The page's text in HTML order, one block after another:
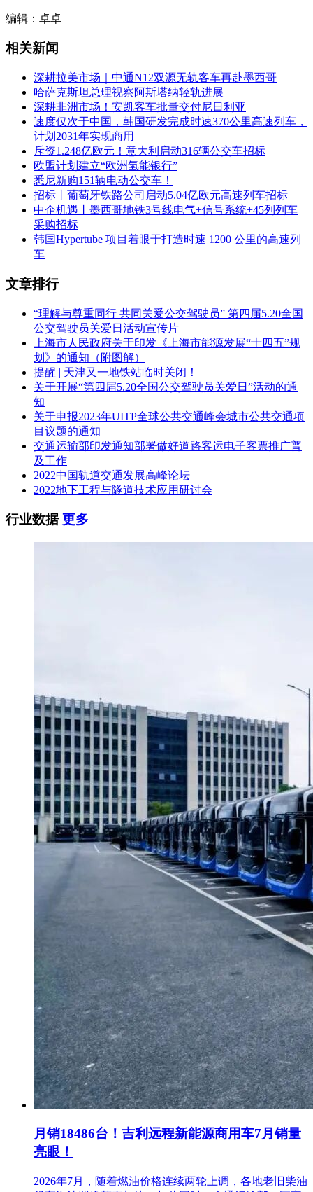
编辑：卓卓
相关新闻
深耕拉美市场｜中通N12双源无轨客车再赴墨西哥
哈萨克斯坦总理视察阿斯塔纳轻轨进展
深耕非洲市场！安凯客车批量交付尼日利亚
速度仅次于中国，韩国研发完成时速370公里高速列车，
计划2031年实现商用
斥资1.248亿欧元！意大利启动316辆公交车招标
欧盟计划建立“欧洲氢能银行”
悉尼新购151辆电动公交车！
招标丨葡萄牙铁路公司启动5.04亿欧元高速列车招标
中企机遇丨墨西哥地铁3号线电气+信号系统+45列列车
采购招标
韩国Hypertube 项目着眼于打造时速 1200 公里的高速列
车
文章排行
“理解与尊重同行 共同关爱公交驾驶员” 第四届5.20全国
公交驾驶员关爱日活动宣传片
上海市人民政府关于印发《上海市能源发展“十四五”规
划》的通知（附图解）
提醒 | 天津又一地铁站临时关闭！
关于开展“第四届5.20全国公交驾驶员关爱日”活动的通
知
关于申报2023年UITP全球公共交通峰会城市公共交通项
目议题的通知
交通运输部印发通知部署做好道路客运电子客票推广普
及工作
2022中国轨道交通发展高峰论坛
2022地下工程与隧道技术应用研讨会
行业数据更多
月销18486台！吉利远程新能源商用车7月销量
亮眼！
2026年7月，随着燃油价格连续两轮上调，各地老旧柴油